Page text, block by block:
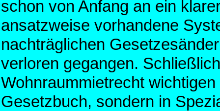
schon von Anfang an ein
ansatzweise vorhandene
nachträglichen
verloren gegangen.
Wohnraummietrecht
Gesetzbuch, sondern in